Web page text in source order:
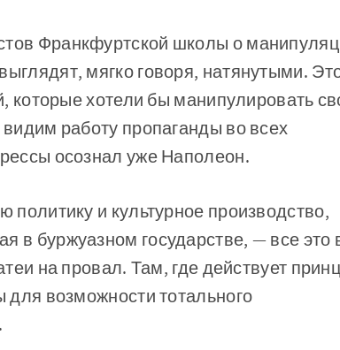
Франкфуртской школы о
мягко говоря, натянутыми.
которые хотели бы манипулировать
работу пропаганды во всех
осознал уже Наполеон.
политику и культурное производство,
в буржуазном государстве, — все это
на провал. Там, где действует
для возможности тотального